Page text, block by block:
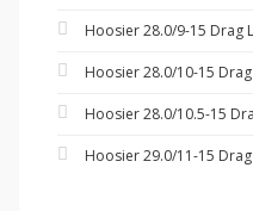
Hoosier 28.0/9-15 Drag
Hoosier 28.0/10-15
Hoosier 28.0/10.5-15
Hoosier 29.0/11-15